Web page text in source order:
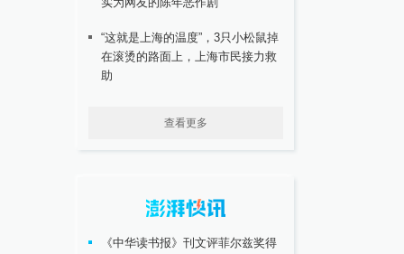
“这就是上海的温度”，3只小松鼠掉
在滚烫的路面上，上海市民接力救
助
查看更多
《中华读书报》刊文评菲尔兹奖得